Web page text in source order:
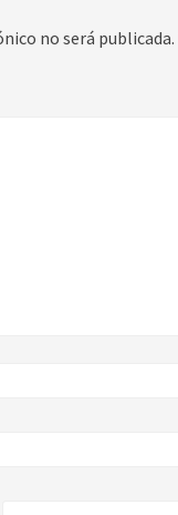
no será publicada.